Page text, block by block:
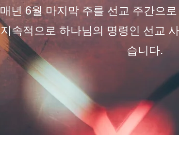
매년 6월 마지막 주를 선교 주간으
지속적으로 하나님의 명령인 선교
습니다.